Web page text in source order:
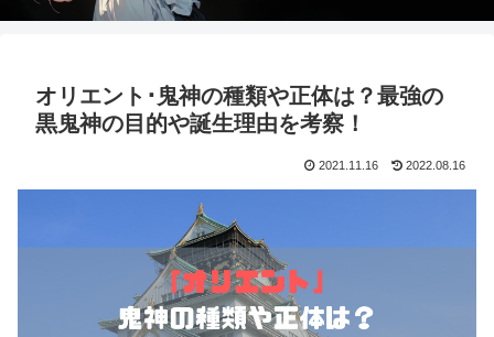
オリエント･鬼神の種類や正体は？最強の
黒鬼神の目的や誕生理由を考察！
2021.11.16 2022.08.16